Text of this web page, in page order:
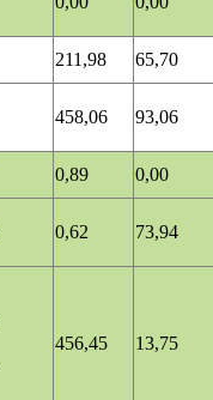
211,98
65,70
458,06 93,06
0,89
0,00
0,62 73,94
456,45 13,75